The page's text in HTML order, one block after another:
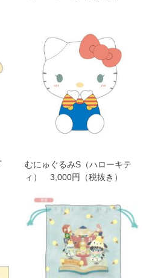
むにゅぐるみS（ハローキテ
ィ） 3,000円（税抜き）